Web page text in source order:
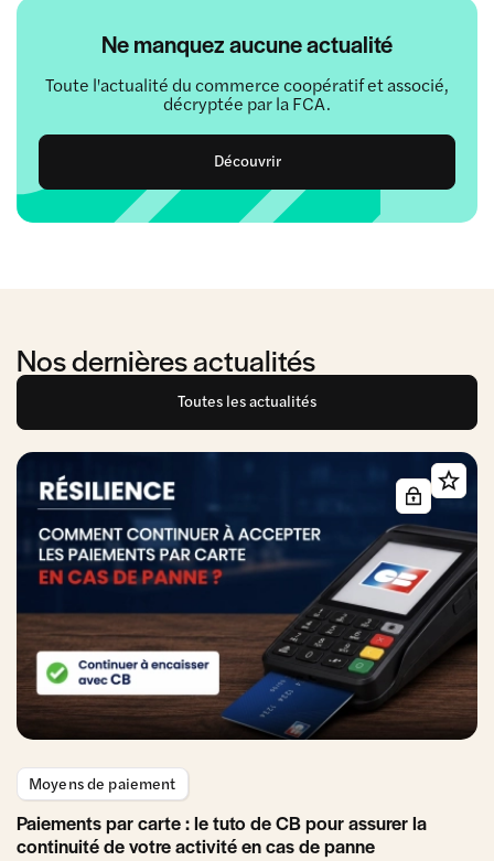
Ne manquez aucune actualité
Toute l'actualité du commerce coopératif et associé,
décryptée par la FCA.
Découvrir
Nos dernières actualités
Toutes les actualités
Moyens de paiement
Paiements par carte : le tuto de CB pour assurer la
continuité de votre activité en cas de panne